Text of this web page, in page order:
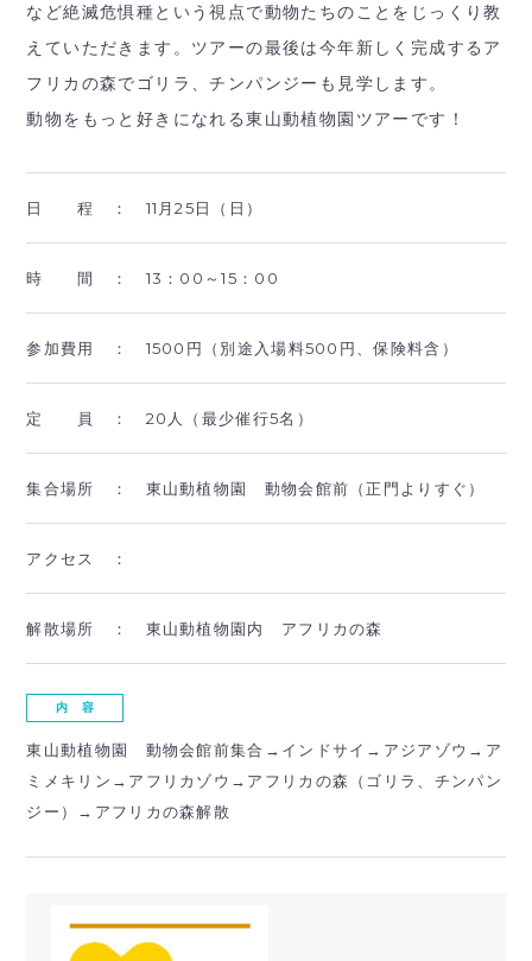
など絶滅危惧種という視点で動物たちのことをじっくり教
えていただきます。ツアーの最後は今年新しく完成するア
フリカの森でゴリラ、チンパンジーも見学します。
動物をもっと好きになれる東山動植物園ツアーです！
日 程 ： 11月25日（日）
時 間 ： 13：00～15：00
参加費用 ： 1500円（別途入場料500円、保険料含）
定 員 ： 20人（最少催行5名）
集合場所 ： 東山動植物園 動物会館前（正門よりすぐ）
アクセス ：
解散場所 ： 東山動植物園内 アフリカの森
内 容
東山動植物園 動物会館前集合→インドサイ→アジアゾウ→ア
ミメキリン→アフリカゾウ→アフリカの森（ゴリラ、チンパン
ジー）→アフリカの森解散